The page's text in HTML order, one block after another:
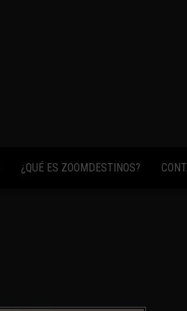
¿QUÉ ES ZOOMDESTINOS?